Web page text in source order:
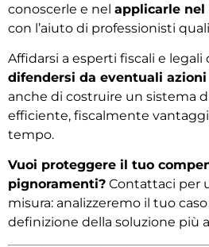
conoscerle e nel applicarle
con l’aiuto di professionisti
Affidarsi a esperti fiscali e
difendersi da eventuali
anche di costruire un sistema
efficiente, fiscalmente
tempo.
Vuoi proteggere il tuo
pignoramenti? Contattaci per
misura: analizzeremo il tuo
definizione della soluzione più